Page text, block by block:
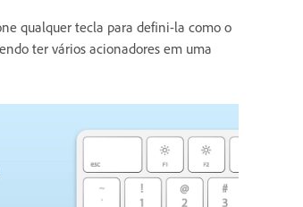
qualquer tecla para defini-la como o
ter vários acionadores em uma